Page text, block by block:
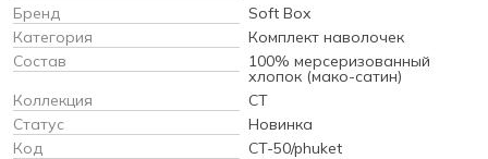
Бренд
Soft Box
Категория
Комплект наволочек
Состав
100% мерсеризованный
хлопок (мако-сатин)
Коллекция
CT
Статус
Новинка
Код
CT-50/phuket